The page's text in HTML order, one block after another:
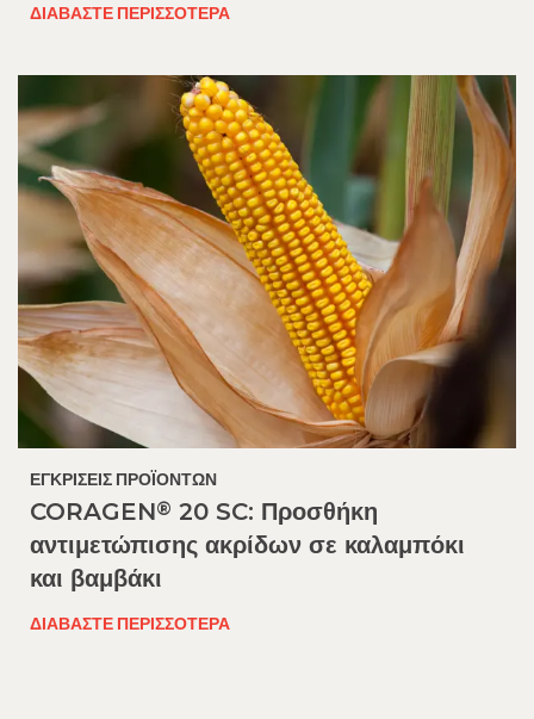
ΔΙΑΒΆΣΤΕ ΠΕΡΙΣΣΌΤΕΡΑ
ΕΓΚΡΊΣΕΙΣ ΠΡΟΪΌΝΤΩΝ​
CORAGEN® 20 SC: Προσθήκη
αντιμετώπισης ακρίδων σε καλαμπόκι
και βαμβάκι
ΔΙΑΒΆΣΤΕ ΠΕΡΙΣΣΌΤΕΡΑ